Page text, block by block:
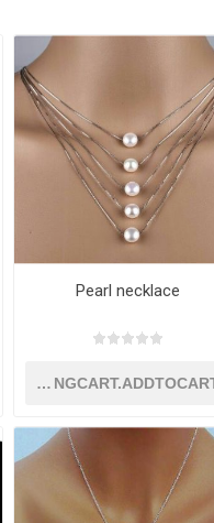
Pearl necklace